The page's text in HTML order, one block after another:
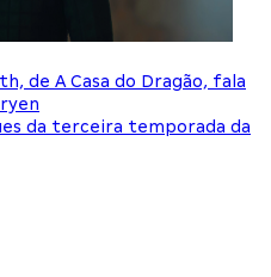
de A Casa do Dragão, fala
da terceira temporada da